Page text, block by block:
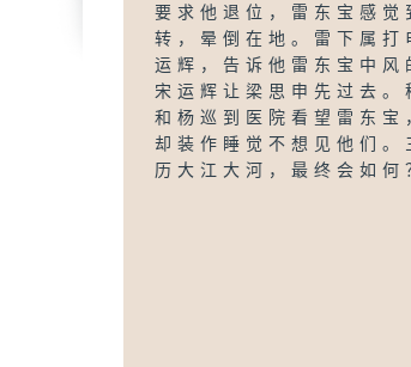
要求他退位，雷东宝感觉
转，晕倒在地。雷下属打
运辉，告诉他雷东宝中风
宋运辉让梁思申先过去。
和杨巡到医院看望雷东宝
却装作睡觉不想见他们。
历大江大河，最终会如何